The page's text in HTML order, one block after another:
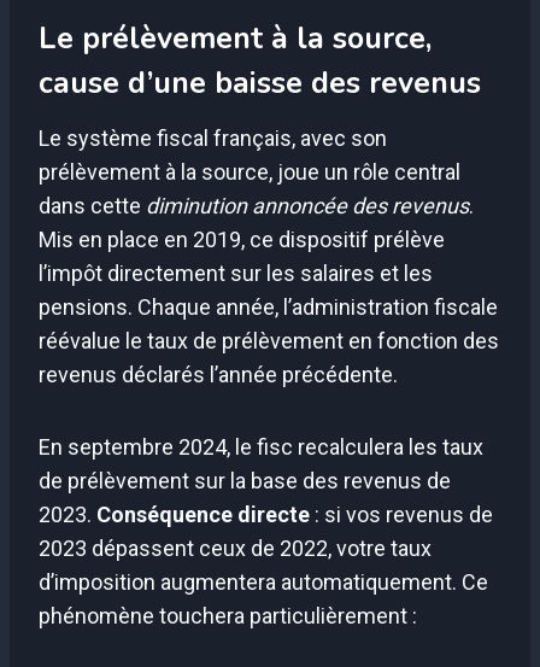
Le prélèvement à la source,
cause d’une baisse des revenus
Le système fiscal français, avec son
prélèvement à la source, joue un rôle central
dans cette diminution annoncée des revenus.
Mis en place en 2019, ce dispositif prélève
l’impôt directement sur les salaires et les
pensions. Chaque année, l’administration fiscale
réévalue le taux de prélèvement en fonction des
revenus déclarés l’année précédente.
En septembre 2024, le fisc recalculera les taux
de prélèvement sur la base des revenus de
2023. Conséquence directe : si vos revenus de
2023 dépassent ceux de 2022, votre taux
d’imposition augmentera automatiquement. Ce
phénomène touchera particulièrement :